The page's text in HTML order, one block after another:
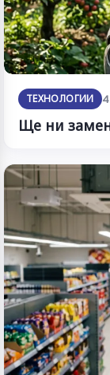
ТЕХНОЛОГИИ 4
Ще ни